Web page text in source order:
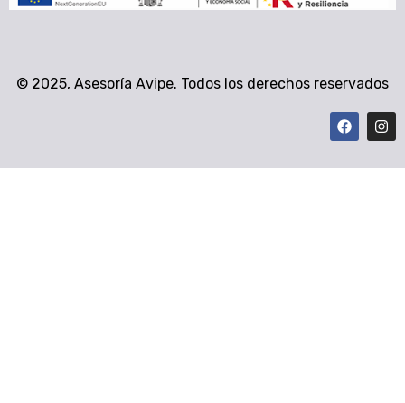
© 2025, Asesoría Avipe. Todos los derechos reservados